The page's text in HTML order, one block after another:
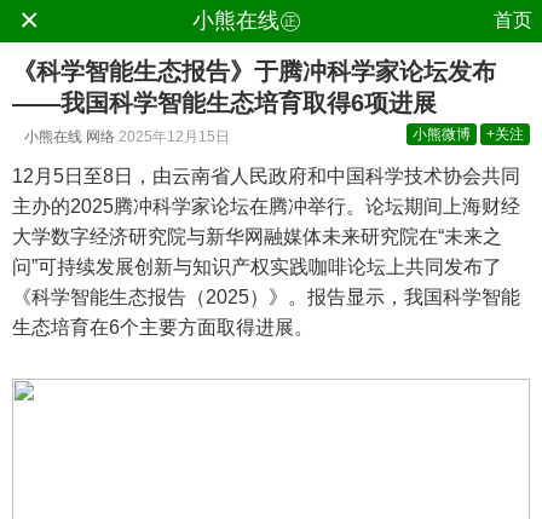
× 小熊在线㊣ 首页
《科学智能生态报告》于腾冲科学家论坛发布
——我国科学智能生态培育取得6项进展
小熊在线 网络 2025年12月15日 小熊微博 +关注
12月5日至8日，由云南省人民政府和中国科学技术协会共同
主办的2025腾冲科学家论坛在腾冲举行。论坛期间上海财经
大学数字经济研究院与新华网融媒体未来研究院在“未来之
问”可持续发展创新与知识产权实践咖啡论坛上共同发布了
《科学智能生态报告（2025）》。报告显示，我国科学智能
生态培育在6个主要方面取得进展。